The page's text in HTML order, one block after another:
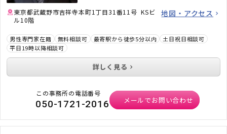
東京都武蔵野市吉祥寺本町1丁目31番11号 KSビ
ル10階
地図・アクセス
男性専門家在籍 無料相談可 最寄駅から徒歩5分以内
土日祝日相談可
平日19時以降相談可
詳しく見る
この事務所の電話番号
050-1721-2016 メールでお問い合わせ